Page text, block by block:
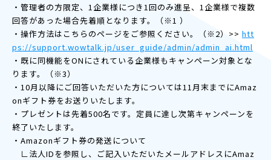
・管理者の方限定、1企業様につき1回のみ進呈、1企業様で複数
回答があった場合先着順となります。（※1 ）
・操作方法はこちらのページをご参照ください。（※2）>> htt
ps://support.wowtalk.jp/user_guide/admin/admin_ai.html
・既に同機能をONにされている企業様もキャンペーン対象とな
ります。（※3）
・10月以降にご回答いただいた方については11月末までにAmaz
onギフト券をお送りいたします。
・プレゼントは先着500名です。定員に達し次第キャンペーンを
終了いたします。
・Amazonギフト券の発送について
∟法人IDを参照し、ご記入いただいたメールアドレスにAmaz